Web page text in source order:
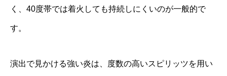
く、40度帯では着火しても持続しにくいのが一般的で
す。
演出で見かける強い炎は、度数の高いスピリッツを用い